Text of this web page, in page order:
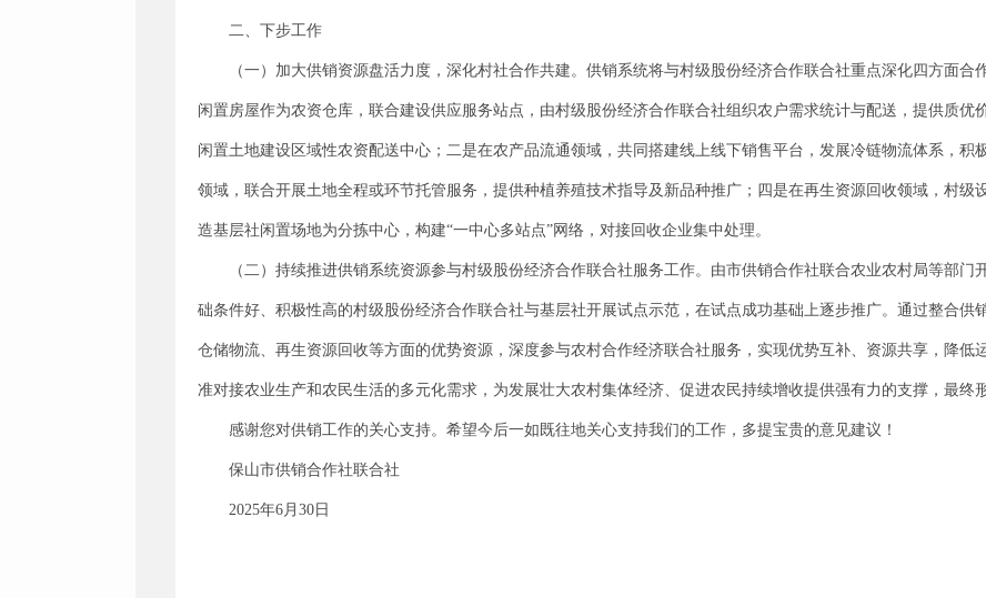
二、下步工作
（一）加大供销资源盘活力度，深化村社合作共建。供销系统将与村级股份经济合作联合社重点深化四方面
闲置房屋作为农资仓库，联合建设供应服务站点，由村级股份经济合作联合社组织农户需求统计与配送，提供质优
闲置土地建设区域性农资配送中心；二是在农产品流通领域，共同搭建线上线下销售平台，发展冷链物流体系，积
领域，联合开展土地全程或环节托管服务，提供种植养殖技术指导及新品种推广；四是在再生资源回收领域，村级
造基层社闲置场地为分拣中心，构建“一中心多站点”网络，对接回收企业集中处理。
（二）持续推进供销系统资源参与村级股份经济合作联合社服务工作。由市供销合作社联合农业农村局等部
础条件好、积极性高的村级股份经济合作联合社与基层社开展试点示范，在试点成功基础上逐步推广。通过整合供
仓储物流、再生资源回收等方面的优势资源，深度参与农村合作经济联合社服务，实现优势互补、资源共享，降低
准对接农业生产和农民生活的多元化需求，为发展壮大农村集体经济、促进农民持续增收提供强有力的支撑，最终
感谢您对供销工作的关心支持。希望今后一如既往地关心支持我们的工作，多提宝贵的意见建议！
保山市供销合作社联合社
2025年6月30日